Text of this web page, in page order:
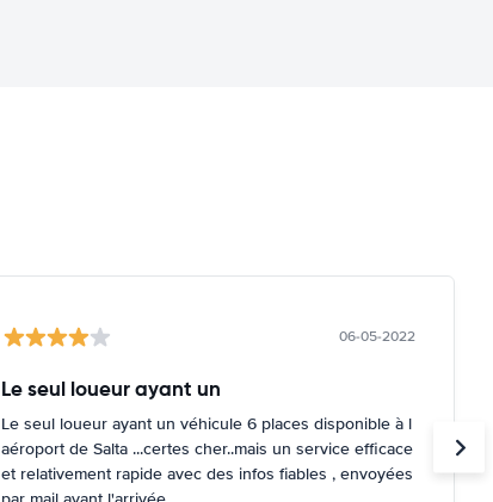
06-05-2022
Le seul loueur ayant un
Le seul loueur ayant un véhicule 6 places disponible à l
aéroport de Salta ...certes cher..mais un service efficace
et relativement rapide avec des infos fiables , envoyées